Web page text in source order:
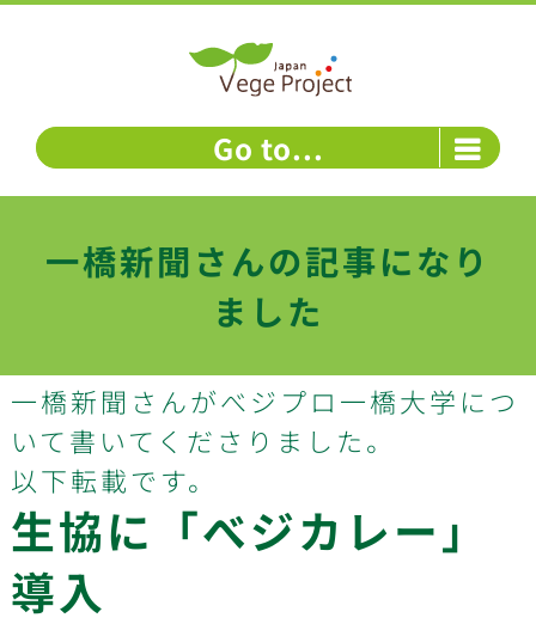
Go to...
一橋新聞さんの記事になり
ました
一橋新聞さんがべジプロ一橋大学につ
いて書いてくださりました。
以下転載です。
生協に「べジカレー」
導入